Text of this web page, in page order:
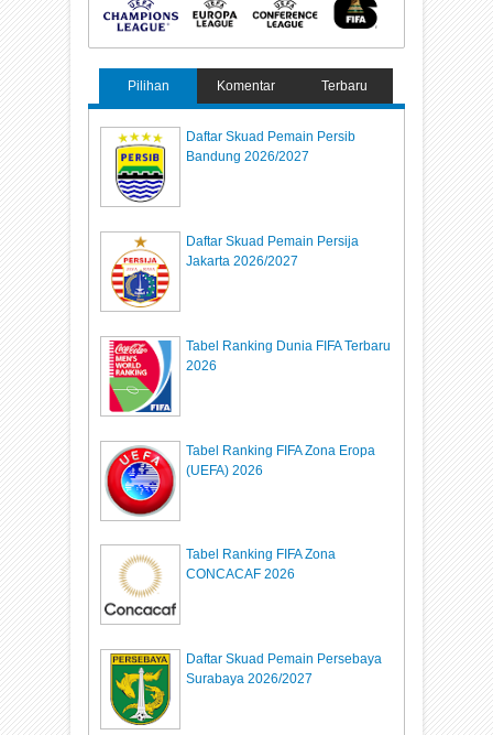
Pilihan Komentar Terbaru
Daftar Skuad Pemain Persib
Bandung 2026/2027
Daftar Skuad Pemain Persija
Jakarta 2026/2027
Tabel Ranking Dunia FIFA Terbaru
2026
Tabel Ranking FIFA Zona Eropa
(UEFA) 2026
Tabel Ranking FIFA Zona
CONCACAF 2026
Daftar Skuad Pemain Persebaya
Surabaya 2026/2027